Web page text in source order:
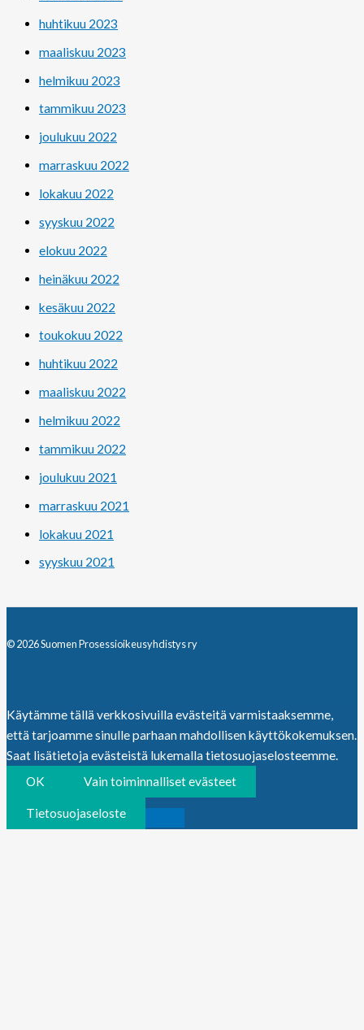
huhtikuu 2023
maaliskuu 2023
helmikuu 2023
tammikuu 2023
joulukuu 2022
marraskuu 2022
lokakuu 2022
syyskuu 2022
elokuu 2022
heinäkuu 2022
kesäkuu 2022
toukokuu 2022
huhtikuu 2022
maaliskuu 2022
helmikuu 2022
tammikuu 2022
joulukuu 2021
marraskuu 2021
lokakuu 2021
syyskuu 2021
© 2026 Suomen Prosessioikeusyhdistys ry
Käytämme tällä verkkosivuilla evästeitä varmistaaksemme,
että tarjoamme sinulle parhaan mahdollisen käyttökokemuksen.
Saat lisätietoja evästeistä lukemalla tietosuojaselosteemme.
OK
Vain toiminnalliset evästeet
Tietosuojaseloste